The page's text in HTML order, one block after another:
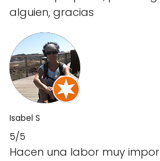
alguien, gracias
Isabel S
5/5
Hacen una labor muy